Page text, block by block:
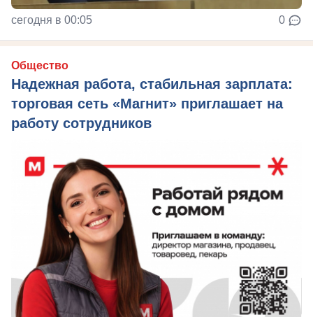
сегодня в 00:05 0
Общество
Надежная работа, стабильная зарплата:
торговая сеть «Магнит» приглашает на
работу сотрудников